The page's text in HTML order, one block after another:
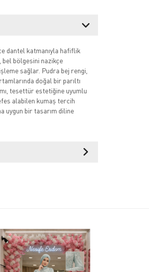
dantel katmanıyla hafiflik
bölgesini nazikçe
sağlar. Pudra bej rengi,
doğal bir parıltı
tesettür estetiğine uyumlu
alabilen kumaş tercih
uygun bir tasarım diline